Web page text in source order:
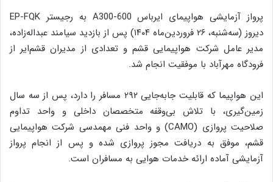
پرواز آزمایشی هواپیمای ایرباس A300-600 به رجیستر EP-FQK
دیروز (سه‌شنبه، ۲۶ فروردین‌ماه ۱۴۰۴) پس از بازدید سیامند عبداله‌زاده،
مدیر عامل شرکت هواپیمایی قشم و تعدادی از مدیران قشم‌ایر از
فرودگاه مهرآباد با موفقیت انجام شد.
این هواپیما که قابلیت جابه‌جایی ۲۹۲ مسافر را دارد، پس از سه سال
زمین‌گیری، با تلاش بی‌وقفه متخصصان داخلی و واحد تداوم
صلاحیت پروازی (CAMO) و واحد فنی مهمدسی شرکت هواپیمایی
قشم‌، موفق به دریافت مجوز پروازی شده و پس از انجام پرواز
آزمایشی آماده ارائه خدمات هوایی به مسافران است.